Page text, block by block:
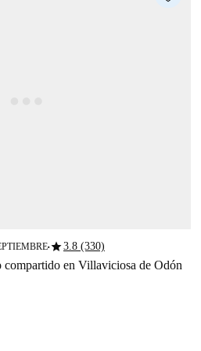
■star3.8 (330)
compartido en Villaviciosa de Odón